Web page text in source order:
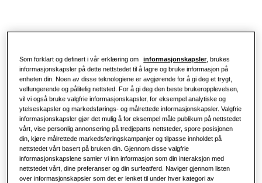
fungerer det?
KOMMERSIELLE LØSNINGER
Hoteller
Detaljhandel
Restaurant
LØSNINGER FOR NÆRINGSBYGG
Klimaanleggsløsninger
Kontroller
Produkter
Hero-produkter
Om Samsung
Som forklart og definert i vår erklæring om informasjonskapsler , brukes
informasjonskapsler på dette nettstedet til å lagre og bruke informasjon på
enheten din. Noen av disse teknologiene er avgjørende for å gi deg et trygt,
velfungerende og pålitelig nettsted. For å gi deg den beste brukeropplevelsen,
vil vi også bruke valgfrie informasjonskapsler, for eksempel analytiske og
ytelseskapsler og markedsførings- og målrettede informasjonskapsler. Valgfrie
informasjonskapsler gjør det mulig å for eksempel måle publikum på nettstedet
vårt, vise personlig annonsering på tredjeparts nettsteder, spore posisjonen
din, kjøre målrettede markedsføringskampanjer og tilpasse innholdet på
nettstedet vårt basert på bruken din. Gjennom disse valgfrie
informasjonskapslene samler vi inn informasjon som din interaksjon med
nettstedet vårt, dine preferanser og din surfeatferd. Naviger gjennom listen
over informasjonskapsler som det er lenket til under hver kategori av